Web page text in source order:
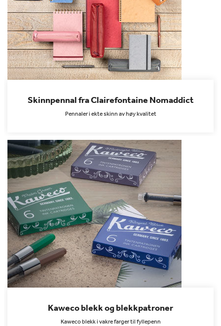
Skinnpennal fra Clairefontaine Nomaddict
Pennaler i ekte skinn av høy kvalitet
Kaweco blekk og blekkpatroner
Kaweco blekk i vakre farger til fyllepenn